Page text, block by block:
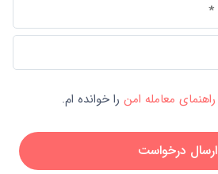
راهنمای معامله امنرا خوانده ام.
ارسال درخواست